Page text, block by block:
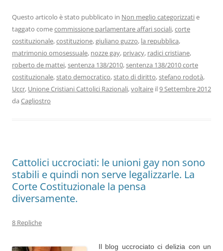
Questo articolo è stato pubblicato in Non meglio categorizzatie
taggato comecommissione parlamentare affari sociali,corte
costituzionale,costituzione,giuliano guzzo, la repubblica,
matrimonio omosessuale, nozze gay, privacy, radici cristiane,
roberto de mattei,sentenza 138/2010,sentenza 138/2010 corte
costituzionale,stato democratico,stato di diritto,stefano rodotà,
Uccr, Unione Cristiani Cattolici Razionali,voltaire il9 Settembre 2012
da Cagliostro
Cattolici uccrociati: le unioni gay non sono
stabili e quindi non serve legalizzarle. La
Corte Costituzionale la pensa
diversamente.
8 Repliche
Il blog uccrociato ci delizia con un